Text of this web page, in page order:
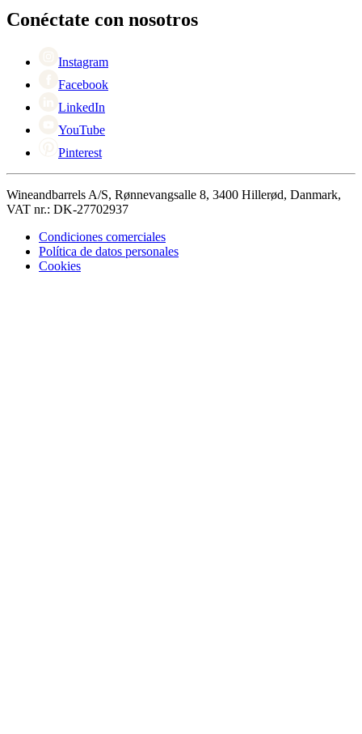
Black Friday
Singles Day
Conéctate con nosotros
Instagram
Facebook
LinkedIn
YouTube
Pinterest
Wineandbarrels A/S, Rønnevangsalle 8, 3400 Hillerød, Danmark,
VAT nr.: DK-27702937
Condiciones comerciales
Política de datos personales
Cookies